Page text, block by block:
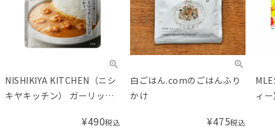
NISHIKIYA KITCHEN（ニシ
キヤキッチン） ガーリック
¥490税込
白ごはん.comのごはんふり
かけ
¥475税込
ィ